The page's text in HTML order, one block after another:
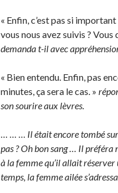
« Enfin, c’est pas si
vous nous avez suivis ?
demanda t-il avec
« Bien entendu. Enfin, pas
minutes, ça sera le cas. »
son sourire aux lèvres.
… … … Il était encore tombé
pas ? Oh bon sang … Il préféra
à la femme qu’il allait
temps, la femme ailée